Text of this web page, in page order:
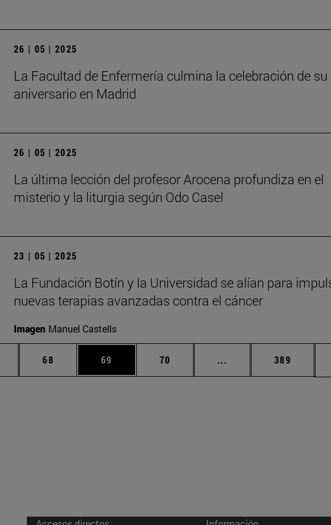
26 | 05 | 2025
La Facultad de Enfermería culmina la celebración de su
aniversario en Madrid
26 | 05 | 2025
La última lección del profesor Arocena profundiza en el
misterio y la liturgia según Odo Casel
23 | 05 | 2025
La Fundación Botín y la Universidad se alían para
nuevas terapias avanzadas contra el cáncer
Imagen Manuel Castells
Páginas intermedias Use TAB para desplazarse.
Página
68 Página
69 Página
70 ... Páginas intermedias
Página
389